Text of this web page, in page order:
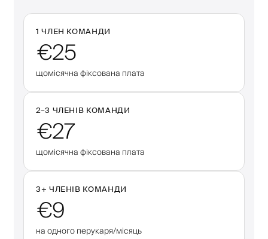
1 ЧЛЕН КОМАНДИ
€25
щомісячна фіксована плата
2–3 ЧЛЕНІВ КОМАНДИ
€27
щомісячна фіксована плата
3+ ЧЛЕНІВ КОМАНДИ
€9
на одного перукаря/місяць